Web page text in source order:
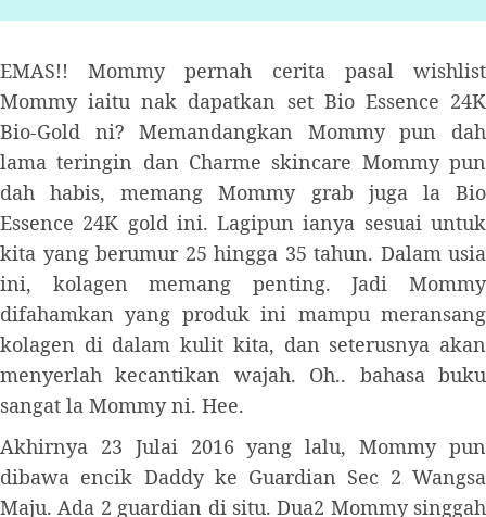
EMAS!! Mommy pernah cerita pasal wishlist
Mommy iaitu nak dapatkan set Bio Essence 24K
Bio-Gold ni? Memandangkan Mommy pun dah
lama teringin dan Charme skincare Mommy pun
dah habis, memang Mommy grab juga la Bio
Essence 24K gold ini. Lagipun ianya sesuai untuk
kita yang berumur 25 hingga 35 tahun. Dalam usia
ini, kolagen memang penting. Jadi Mommy
difahamkan yang produk ini mampu meransang
kolagen di dalam kulit kita, dan seterusnya akan
menyerlah kecantikan wajah. Oh.. bahasa buku
sangat la Mommy ni. Hee.
Akhirnya 23 Julai 2016 yang lalu, Mommy pun
dibawa encik Daddy ke Guardian Sec 2 Wangsa
Maju. Ada 2 guardian di situ. Dua2 Mommy singgah